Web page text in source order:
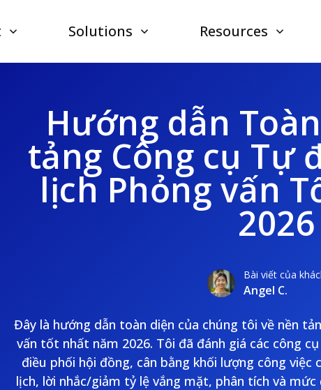
Solutions Resources
Hướng dẫn
tảng Công cụ Tự
lịch Phỏng vấn
2026
Bài viết của
Angel C.
Đây là hướng dẫn toàn diện của chúng tôi về nền
vấn tốt nhất năm 2026. Tôi đã đánh giá các công
điều phối hội đồng, cân bằng khối lượng công
lịch, lời nhắc/giảm tỷ lệ vắng mặt, phân tích và